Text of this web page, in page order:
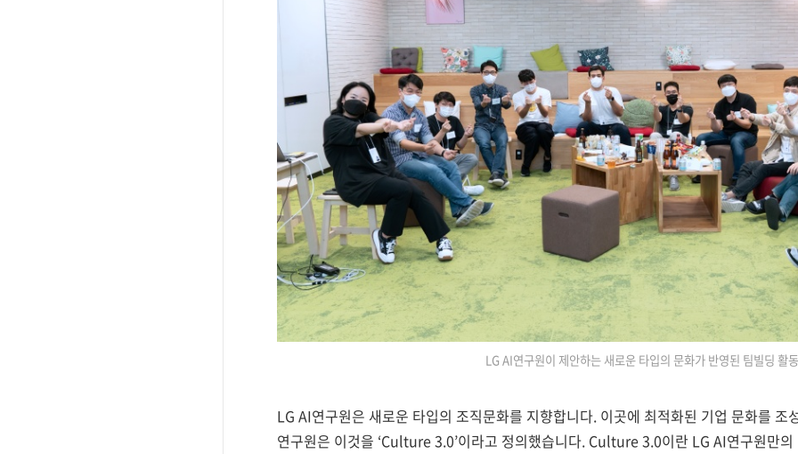
LG AI연구원이 제안하는 새로운 타입의 문화가 반영된 팀빌딩 활동
LG AI연구원은 새로운 타입의 조직문화를 지향합니다. 이곳에 최적화된 기업 문화를 조
연구원은 이것을 ‘Culture 3.0’이라고 정의했습니다. Culture 3.0이란 LG AI연구원만